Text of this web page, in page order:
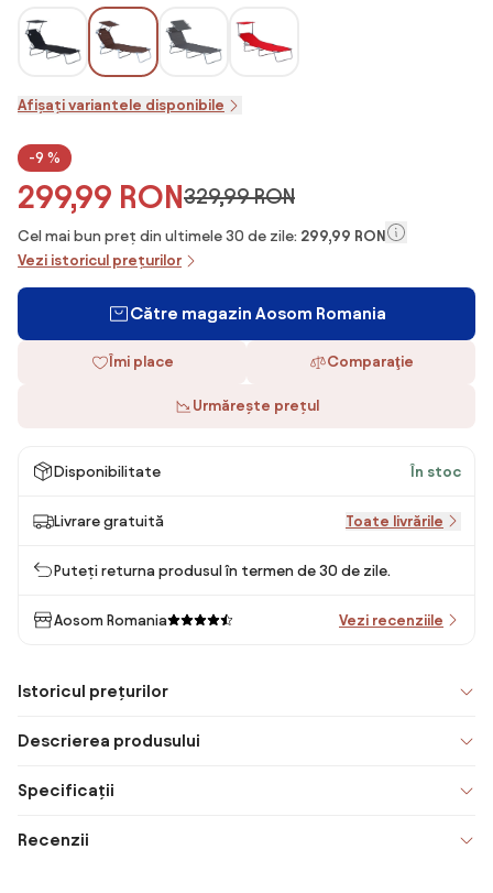
Afișați variantele disponibile
-9 %
299,99 RON329,99 RON
Cel mai bun preț din ultimele 30 de zile: 299,99 RON
Vezi istoricul prețurilor
Către magazin Aosom Romania
Îmi place Comparaţie
Urmărește prețul
Disponibilitate În stoc
Livrare gratuită Toate livrările
Puteți returna produsul în termen de 30 de zile.
Aosom Romania Vezi recenziile
Istoricul prețurilor
Descrierea produsului
Specificații
Recenzii